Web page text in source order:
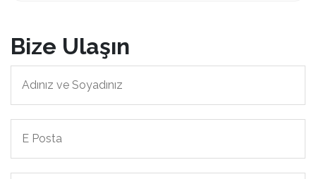
Bize Ulaşın